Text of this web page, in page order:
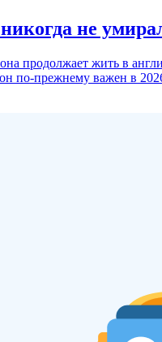
не
продолжает жить в
по-прежнему важен в